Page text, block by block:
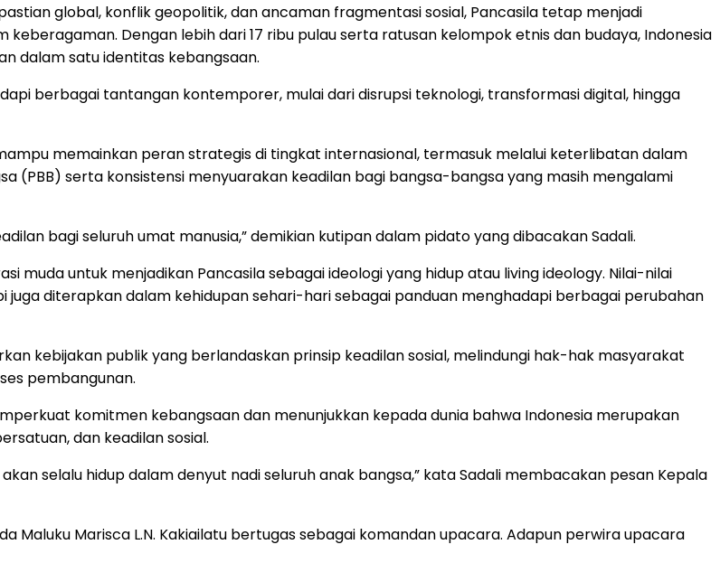
global, konflik geopolitik, dan ancaman fragmentasi sosial, Pancasila tetap menjadi
Dengan lebih dari 17 ribu pulau serta ratusan kelompok etnis dan budaya, Indonesia
dalam satu identitas kebangsaan.
berbagai tantangan kontemporer, mulai dari disrupsi teknologi, transformasi digital, hingga
memainkan peran strategis di tingkat internasional, termasuk melalui keterlibatan dalam
(PBB) serta konsistensi menyuarakan keadilan bagi bangsa-bangsa yang masih mengalami
bagi seluruh umat manusia,” demikian kutipan dalam pidato yang dibacakan Sadali.
muda untuk menjadikan Pancasila sebagai ideologi yang hidup atau living ideology. Nilai-nilai
diterapkan dalam kehidupan sehari-hari sebagai panduan menghadapi berbagai perubahan
kebijakan publik yang berlandaskan prinsip keadilan sosial, melindungi hak-hak masyarakat
pembangunan.
komitmen kebangsaan dan menunjukkan kepada dunia bahwa Indonesia merupakan
dan keadilan sosial.
selalu hidup dalam denyut nadi seluruh anak bangsa,” kata Sadali membacakan pesan Kepala
Maluku Marisca L.N. Kakiailatu bertugas sebagai komandan upacara. Adapun perwira upacara